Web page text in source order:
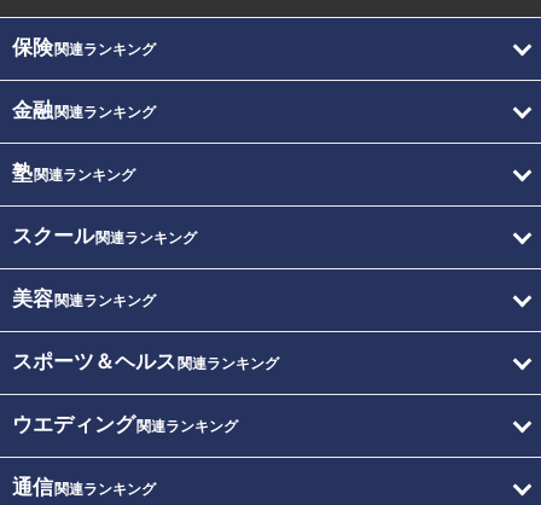
保険関連ランキング
金融関連ランキング
塾関連ランキング
スクール関連ランキング
美容関連ランキング
スポーツ＆ヘルス 関連ランキング
ウエディング関連ランキング
通信関連ランキング